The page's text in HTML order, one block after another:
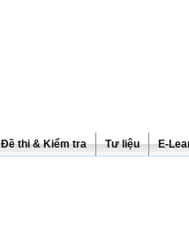
Đề thi & Kiểm tra Tư liệu E-